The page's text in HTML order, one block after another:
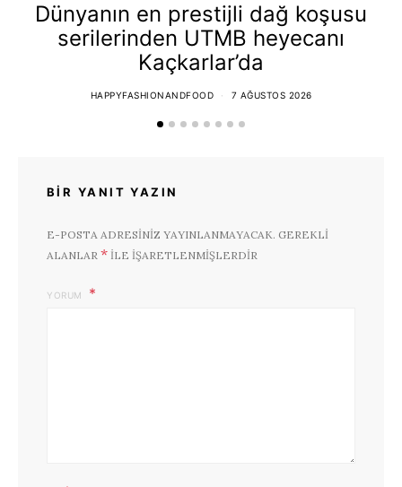
Dünyanın en prestijli dağ koşusu
serilerinden UTMB heyecanı
Kaçkarlar’da
HAPPYFASHIONANDFOOD 7 AĞUSTOS 2026
BIR YANIT YAZIN
E-POSTA ADRESINIZ YAYINLANMAYACAK. GEREKLI
ALANLAR * ILE IŞARETLENMIŞLERDIR
YORUM